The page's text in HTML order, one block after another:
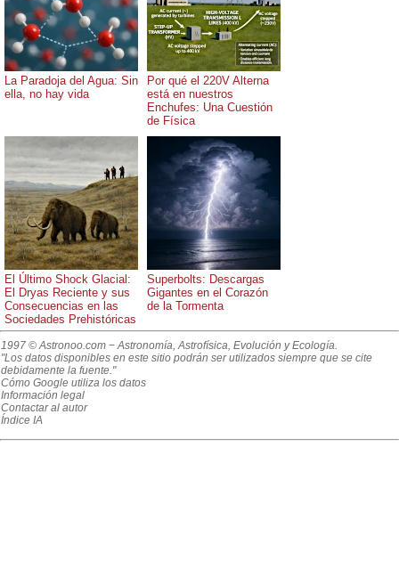
La Paradoja del Agua: Sin
ella, no hay vida
Por qué el 220V Alterna
está en nuestros
Enchufes: Una Cuestión
de Física
El Último Shock Glacial:
El Dryas Reciente y sus
Consecuencias en las
Sociedades Prehistóricas
Superbolts: Descargas
Gigantes en el Corazón
de la Tormenta
1997 © Astronoo.com − Astronomía, Astrofísica, Evolución y Ecología.
"Los datos disponibles en este sitio podrán ser utilizados siempre que se cite
debidamente la fuente."
Cómo Google utiliza los datos
Información legal
Contactar al autor
Índice IA